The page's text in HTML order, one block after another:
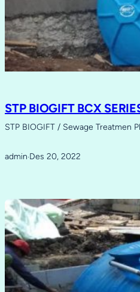
STP BIOGIFT BCX
STP BIOGIFT / Sewage Treatmen
admin·Des 20, 2022